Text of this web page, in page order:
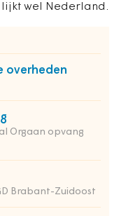
lijkt wel Nederland.
overheden
Orgaan opvang
Brabant-Zuidoost